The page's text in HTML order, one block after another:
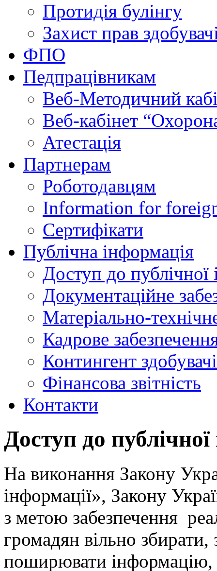
Протидія булінгу
Захист прав
ФПО
Педпрацівникам
Веб-Методичний
Веб-кабінет
Атестація
Партнерам
Роботодавцям
Information for
Сертифікати
Публічна інформація
Доступ до публічної
Документаційне
Матеріально-
Кадрове
Контингент
Фінансова звітність
Контакти
Доступ до публічної
На виконання Закону
інформації», Закону
з метою забезпечення
громадян вільно збирати,
поширювати інформацію,